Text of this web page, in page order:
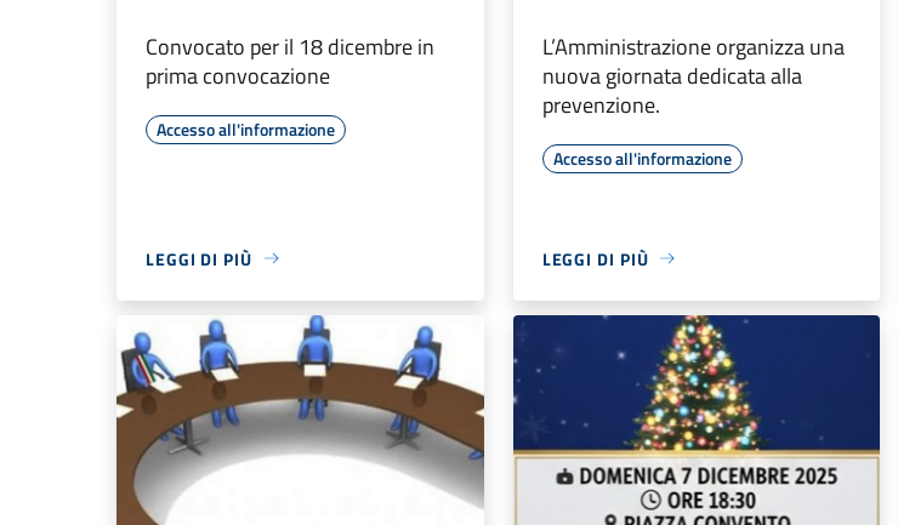
Convocato per il 18 dicembre in
prima convocazione
Accesso all'informazione
LEGGI DI PIÙ
L’Amministrazione organizza una
nuova giornata dedicata alla
prevenzione.
Accesso all'informazione
LEGGI DI PIÙ